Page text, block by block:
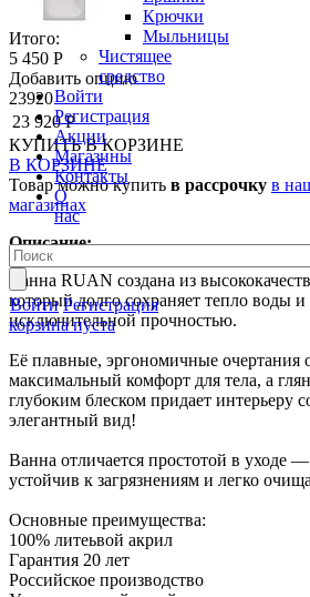
Крючки
Мыльницы
Чистящее
средство
Войти
Регистрация
Акции
Магазины
Контакты
О
нас
Войти Регистрация
корзина пуста
Итого:
5 450 Р
Добавить опцию
23920
23 920 Р
КУПИТЬ В КОРЗИНЕ
В КОРЗИНЕ
Товар можно купить в рассрочку в
магазинах
Описание:
Ванна RUAN создана из
который долго сохраняет тепло воды и
исключительной прочностью.
Её плавные, эргономичные очертания
максимальный комфорт для тела, а
глубоким блеском придает интерьеру
элегантный вид!
Ванна отличается простотой в уходе
устойчив к загрязнениям и легко
Основные преимущества:
100% литеьвой акрил
Гарантия 20 лет
Российское производство